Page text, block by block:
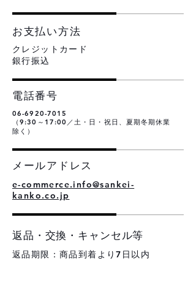
お支払い方法
​クレジットカード
銀行振込
電話番号
06-6920-7015
（9:30～17:00／土・日・祝日、夏期冬期休業
除く）
メールアドレス
e-commerce.info@sankei-
kanko.co.jp
返品・交換・キャンセル等
返品期限：商品到着より7日以内